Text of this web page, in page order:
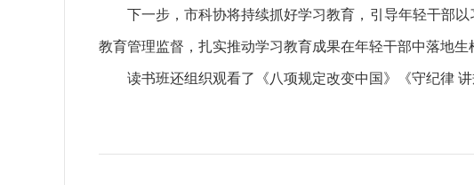
下一步，市科协将持续抓好学习教育，引导年轻干部
教育管理监督，扎实推动学习教育成果在年轻干部中落地生
读书班还组织观看了《八项规定改变中国》《守纪律